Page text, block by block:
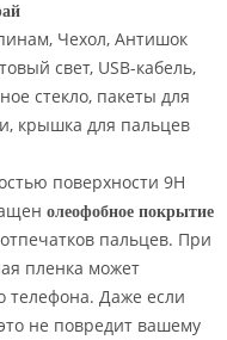
Чехол, Антишок
свет, USB-кабель,
стекло, пакеты для
крышка для пальцев
поверхности 9Н
олеофобное покрытие
пальцев. При
пленка может
телефона. Даже если
не повредит вашему